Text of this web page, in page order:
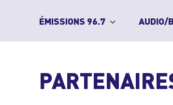
ÉMISSIONS 96.7 AUDIO/